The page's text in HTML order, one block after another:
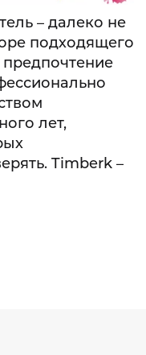
– далеко не
подходящего
лет,
Timberk –